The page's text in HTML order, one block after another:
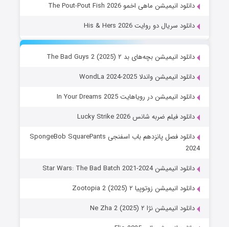
دانلود انیمیشن ماهی اخمو The Pout-Pout Fish 2026
دانلود سریال دو روایت His & Hers 2026
دانلود انیمیشن بچه‌های بد ۲ The Bad Guys 2 (2025)
دانلود انیمیشن واندلا WondLa 2024-2025
دانلود انیمیشن در رویاهایت In Your Dreams 2025
دانلود فیلم ضربه شانس Lucky Strike 2026
دانلود فصل پانزدهم باب اسفنجی SpongeBob SquarePants
2024
دانلود انیمیشن Star Wars: The Bad Batch 2021-2024
دانلود انیمیشن زوتوپیا ۲ Zootopia 2 (2025)
دانلود انیمیشن نژا ۲ Ne Zha 2 (2025)